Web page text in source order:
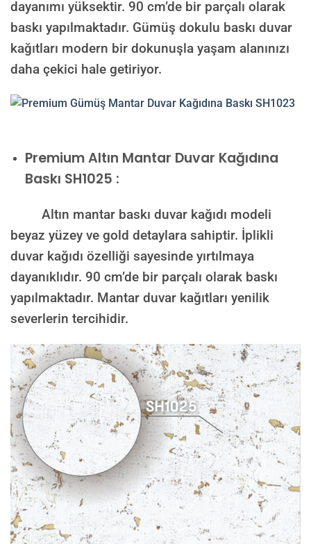
dayanımı yüksektir. 90 cm’de bir parçalı olarak
baskı yapılmaktadır. Gümüş dokulu baskı duvar
kağıtları modern bir dokunuşla yaşam alanınızı
daha çekici hale getiriyor.
PremiumAltın Mantar Duvar Kağıdına
Baskı SH1025 :
Altın mantar baskı duvar kağıdı modeli
beyaz yüzey ve gold detaylara sahiptir. İplikli
duvar kağıdı özelliği sayesinde yırtılmaya
dayanıklıdır. 90 cm’de bir parçalı olarak baskı
yapılmaktadır. Mantar duvar kağıtları yenilik
severlerin tercihidir.